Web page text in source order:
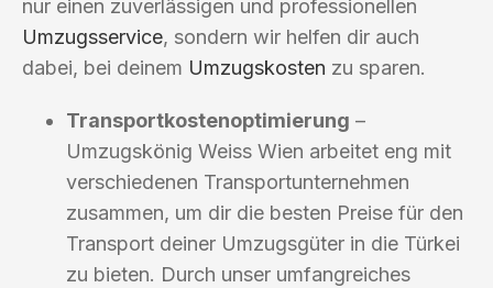
nur einen zuverlässigen und professionellen
Umzugsservice, sondern wir helfen dir auch
dabei, bei deinem Umzugskosten zu sparen.
Transportkostenoptimierung –
Umzugskönig Weiss Wien arbeitet eng mit
verschiedenen Transportunternehmen
zusammen, um dir die besten Preise für den
Transport deiner Umzugsgüter in die Türkei
zu bieten. Durch unser umfangreiches